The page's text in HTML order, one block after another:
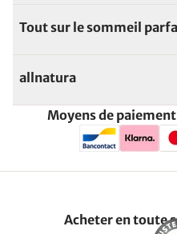
Tout sur le sommeil
allnatura
Moyens de
Acheter en toute